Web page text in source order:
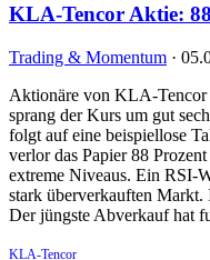
KLA-Tencor Aktie:
Trading & Momentum ·
Aktionäre von KLA-Tencor
sprang der Kurs um gut
folgt auf eine beispiellose
verlor das Papier 88
extreme Niveaus. Ein RSI-
stark überverkauften
Der jüngste Abverkauf hat
KLA-Tencor